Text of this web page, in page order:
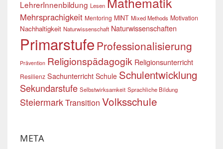
LehrerInnenbildung Lesen
Mehrsprachigkeit Mentoring MINT Mixed Methods Motivation
Nachhaltigkeit Naturwissenschaft Naturwissenschaften
Primarstufe Professionalisierung
Prävention Religionspädagogik Religionsunterricht
Resilienz Sachunterricht Schule Schulentwicklung
Sekundarstufe Selbstwirksamkeit Sprachliche Bildung
SteiermarkTransition Volksschule
META